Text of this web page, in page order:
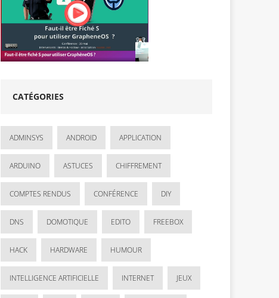
CATÉGORIES
ADMINSYS ANDROID APPLICATION
ARDUINO ASTUCES CHIFFREMENT
COMPTES RENDUS CONFÉRENCE DIY
DNS DOMOTIQUE EDITO FREEBOX
HACK HARDWARE HUMOUR
INTELLIGENCE ARTIFICIELLE INTERNET JEUX